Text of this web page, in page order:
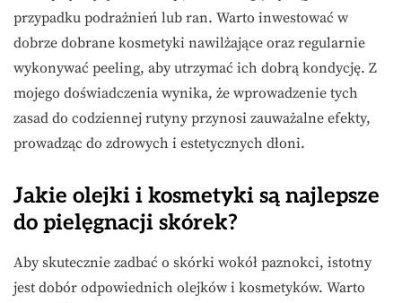
przypadku podrażnień lub ran. Warto inwestować w
dobrze dobrane kosmetyki nawilżające oraz regularnie
wykonywać peeling, aby utrzymać ich dobrą kondycję. Z
mojego doświadczenia wynika, że wprowadzenie tych
zasad do codziennej rutyny przynosi zauważalne efekty,
prowadząc do zdrowych i estetycznych dłoni.
Jakie olejki i kosmetyki są najlepsze
do pielęgnacji skórek?
Aby skutecznie zadbać o skórki wokół paznokci, istotny
jest dobór odpowiednich olejków i kosmetyków. Warto